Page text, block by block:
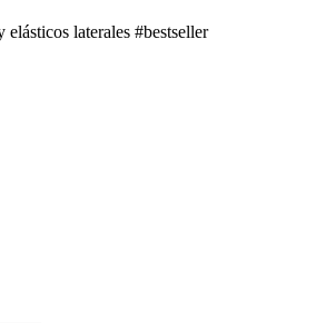
elásticos laterales #bestseller